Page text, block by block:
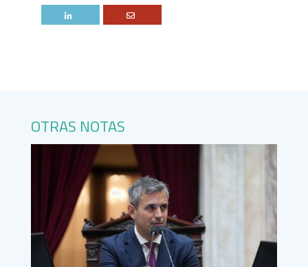
OTRAS NOTAS